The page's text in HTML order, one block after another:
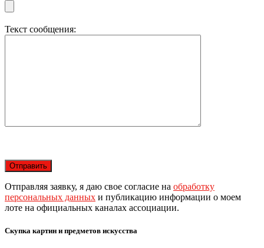
Текст сообщения:
Отправляя заявку, я даю свое согласие на обработку
персональных данных и публикацию информации о моем
лоте на официальных каналах ассоциации.
Скупка картин и предметов искусства